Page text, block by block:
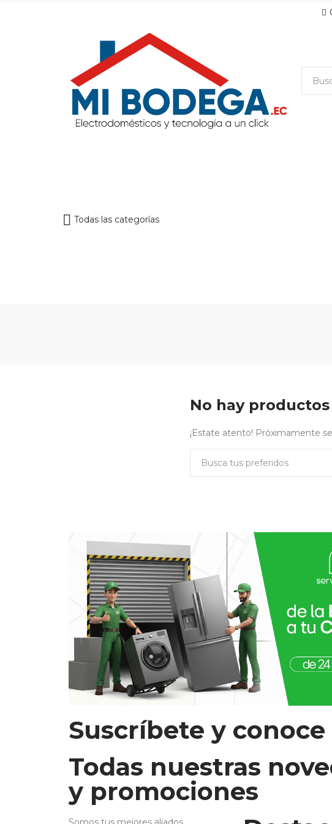
Todas las categorías
No hay
¡Estate atento! Próximamente
Suscríbete y conoce
Todas nuestras
y promociones